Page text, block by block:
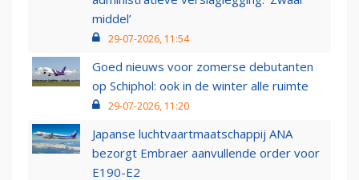
middel’
29-07-2026, 11:54
Goed nieuws voor zomerse debutanten
op Schiphol: ook in de winter alle ruimte
29-07-2026, 11:20
Japanse luchtvaartmaatschappij ANA
bezorgt Embraer aanvullende order voor
E190-E2